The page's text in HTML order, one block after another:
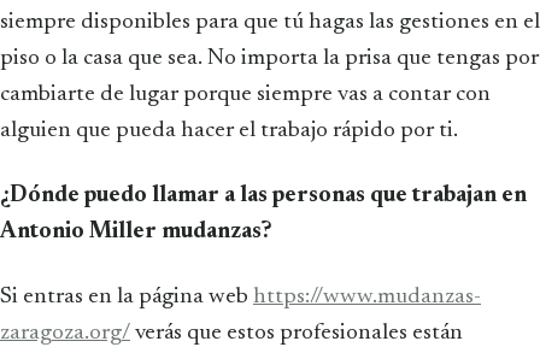
siempre disponibles para que tú hagas las gestiones en el
piso o la casa que sea. No importa la prisa que tengas por
cambiarte de lugar porque siempre vas a contar con
alguien que pueda hacer el trabajo rápido por ti.
¿Dónde puedo llamar a las personas que trabajan en
Antonio Miller mudanzas?
Si entras en la página web https://www.mudanzas-
zaragoza.org/ verás que estos profesionales están